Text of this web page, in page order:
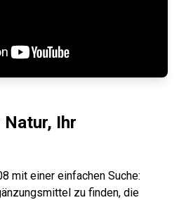
Natur, Ihr
mit einer einfachen Suche:
zu finden, die